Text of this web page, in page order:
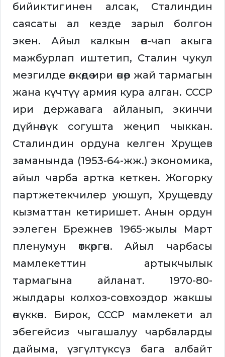
бийиктигинен алсак, Сталиндин
саясаты ал кезде зарыл болгон
экен. Айыл калкын өп-чап акыга
мажбурлап иштетип, Сталин чукул
мезгилде өлкөдө ири өнөр жай тармагын
жана күчтүү армия кура алган. СССР
ири державага айланып, экинчи
дүйнөлүк согушта жеңип чыккан.
Сталиндин ордуна келген Хрущев
заманында (1953-64-жж.) экономика,
айыл чарба артка кеткен. Жогорку
партжетекчилер уюшуп, Хрущевду
кызматтан кетиришет. Анын ордун
ээлеген Брежнев 1965-жылы Март
пленумун өткөргөн. Айыл чарбасы
мамлекеттин артыкчылык
тармагына айланат. 1970-80-
жылдары колхоз-совхоздор жакшы
өнүккөн. Бирок, СССР мамлекети ал
эбегейсиз чыгашалуу чарбаларды
дайыма, үзгүлтүксүз бага албайт